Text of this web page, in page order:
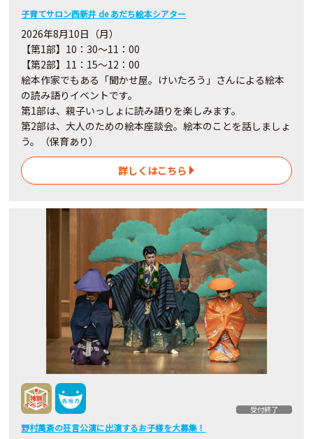
子育てサロン西新井 de あだち絵本シアター
2026年8月10日（月）
【第1部】10：30～11：00
【第2部】11：15～12：00
絵本作家でもある「聞かせ屋。けいたろう」さんによる絵本
の読み語りイベントです。
第1部は、親子いっしょに読み語りを楽しみます。
第2部は、大人のための絵本座談会。絵本のことを話しましょ
う。（保育あり）
詳しくはこちら
受付終了
野村萬斎の狂言公演に出演するお子様を大募集！